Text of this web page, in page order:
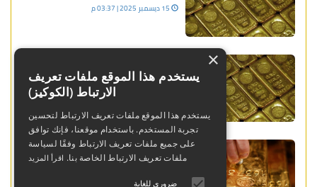
يستعد الذهب لصدمة كبرى؟
العقود الآجلة للذهب إنخفضت خلال
الدورة الآسيوية
×
يستخدم هذا الموقع ملفات تعريف
الارتباط (الكوكيز)
يستخدم هذا الموقع ملفات تعريف الارتباط لتحسين
تجربة المستخدم. باستخدام موقعنا، فإنك توافق
على جميع ملفات تعريف الارتباط وفقًا لسياسة
ملفات تعريف الارتباط الخاصة بنا. اقرأ المزيد
ضروري للغاية